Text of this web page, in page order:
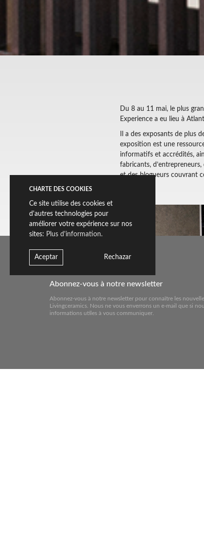
Du 8 au 11 mai, le plus
Experience a eu lieu à
Il a des exposants de plus
exposition est une
informatifs et accrédités,
fabricants,
et des blogueurs couvrant
Abonnez-vous à notre newsletter
Abonnez-vous à notre newsletter pour connaître les
Livingceramics. Nous ne vous enverrons un e-mail que si
informations utiles à vous communiquer.
CHARTE DES COOKIES
Ce site utilise des cookies et
d'autres technologies pour
améliorer votre expérience sur nos
sites: Plus d'information.
Aceptar Rechazar